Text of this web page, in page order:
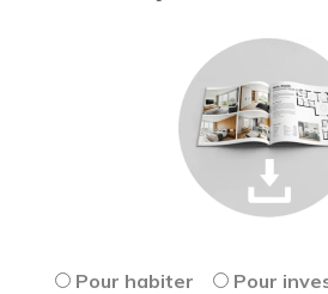
Pour habiter
Pour